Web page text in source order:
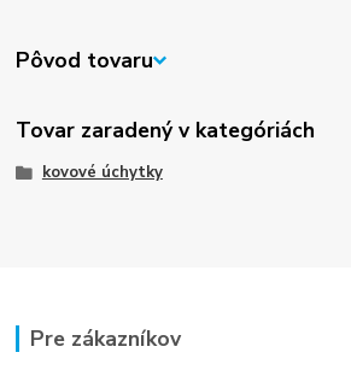
Pôvod tovaru
Tovar zaradený v kategóriách
kovové úchytky
Pre zákazníkov